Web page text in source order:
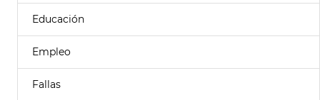
Educación
Empleo
Fallas